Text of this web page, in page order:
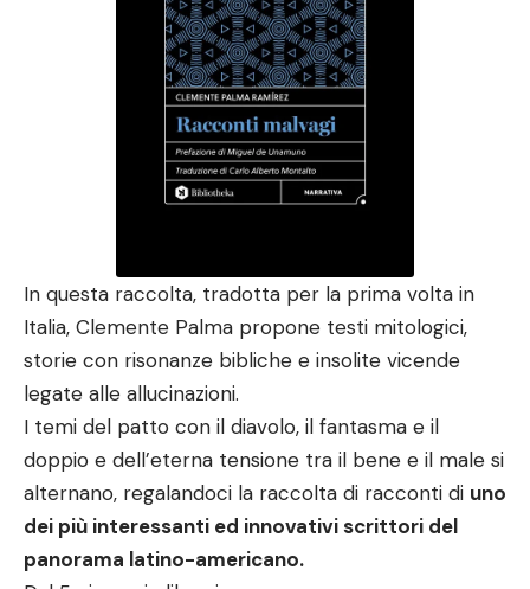
In questa raccolta, tradotta per la prima volta in
Italia, Clemente Palma propone testi mitologici,
storie con risonanze bibliche e insolite vicende
legate alle allucinazioni.
I temi del patto con il diavolo, il fantasma e il
doppio e dell’eterna tensione tra il bene e il male si
alternano, regalandoci la raccolta di racconti di uno
dei più interessanti ed innovativi scrittori del
panorama latino-americano.